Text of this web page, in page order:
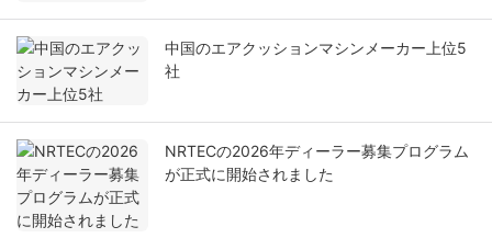
中国のエアクッションマシンメーカー上位5
社
NRTECの2026年ディーラー募集プログラム
が正式に開始されました